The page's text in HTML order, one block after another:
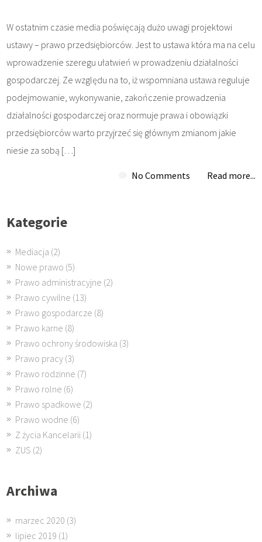
W ostatnim czasie media poświęcają dużo uwagi projektowi
ustawy – prawo przedsiębiorców. Jest to ustawa która ma na celu
wprowadzenie szeregu ułatwień w prowadzeniu działalności
gospodarczej. Ze względu na to, iż wspomniana ustawa reguluje
podejmowanie, wykonywanie, zakończenie prowadzenia
działalności gospodarczej oraz normuje prawa i obowiązki
przedsiębiorców warto przyjrzeć się głównym zmianom jakie
niesie za sobą […]
No Comments Read more...
Kategorie
Mediacja (2)
Nowe prawo (5)
Prawo administracyjne (2)
Prawo cywilne (13)
Prawo gospodarcze (8)
Prawo karne (8)
Prawo ochrony środowiska (3)
Prawo pracy (3)
Prawo rodzinne (7)
Prawo rolne (6)
Prawo spadkowe (2)
Prawo wodne (6)
Z życia Kancelarii (1)
ZUS (2)
Archiwa
marzec 2020 (3)
lipiec 2019 (1)